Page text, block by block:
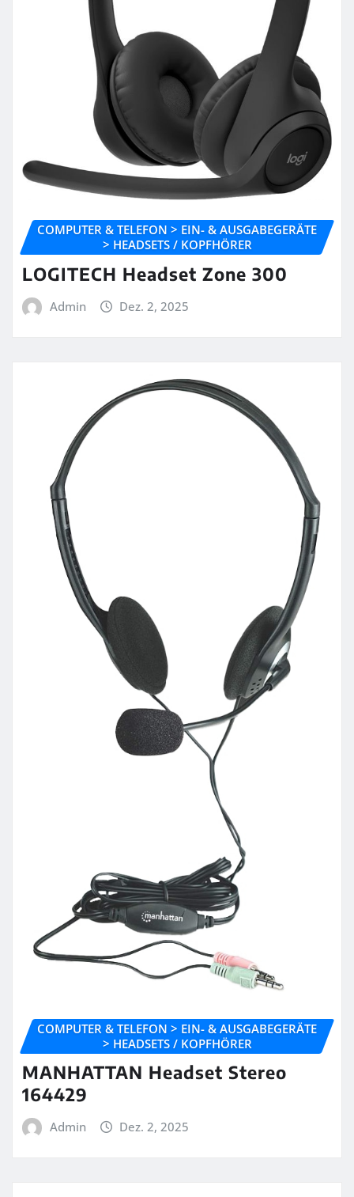
COMPUTER & TELEFON > EIN- & AUSGABEGERÄTE
> HEADSETS / KOPFHÖRER
LOGITECH Headset Zone 300
Admin Dez. 2, 2025
COMPUTER & TELEFON > EIN- & AUSGABEGERÄTE
> HEADSETS / KOPFHÖRER
MANHATTAN Headset Stereo
164429
Admin Dez. 2, 2025